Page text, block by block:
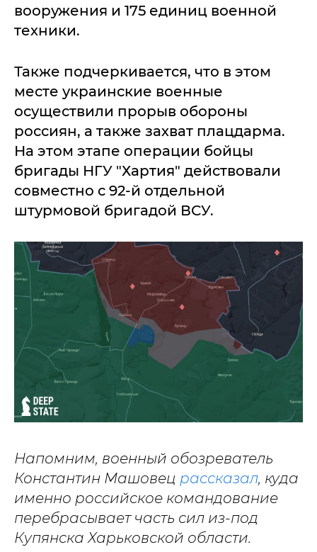
вооружения и 175 единиц военной
техники.
Также подчеркивается, что в этом
месте украинские военные
осуществили прорыв обороны
россиян, а также захват плацдарма.
На этом этапе операции бойцы
бригады НГУ "Хартия" действовали
совместно с 92-й отдельной
штурмовой бригадой ВСУ.
Напомним, военный обозреватель
Константин Машовец рассказал, куда
именно российское командование
перебрасывает часть сил из-под
Купянска Харьковской области.